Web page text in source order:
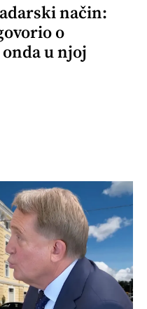
način:
o
u njoj